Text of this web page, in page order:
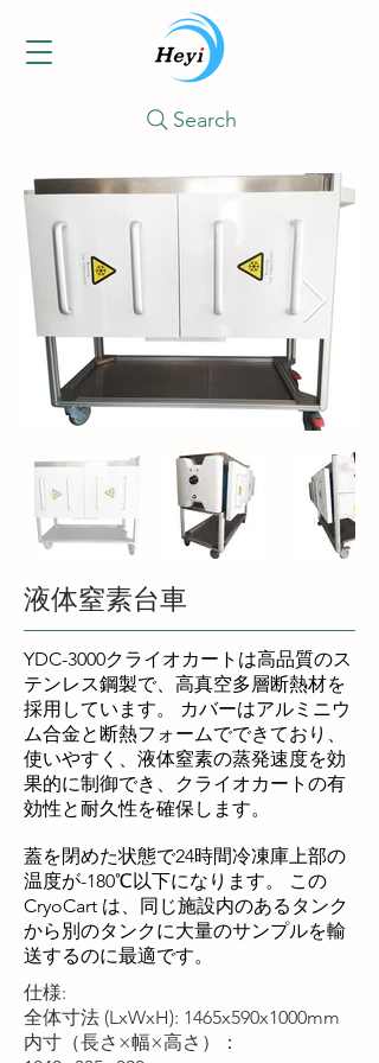
Search
液体窒素台車
YDC-3000クライオカートは高品質のス
テンレス鋼製で、高真空多層断熱材を
採用しています。 カバーはアルミニウ
ム合金と断熱フォームでできており、
使いやすく、液体窒素の蒸発速度を効
果的に制御でき、クライオカートの有
効性と耐久性を確保します。
蓋を閉めた状態で24時間冷凍庫上部の
温度が-180℃以下になります。 この
CryoCart は、同じ施設内のあるタンク
から別のタンクに大量のサンプルを輸
送するのに最適です。
仕様:
全体寸法 (LxWxH): 1465x590x1000mm
内寸（長さ×幅×高さ）：